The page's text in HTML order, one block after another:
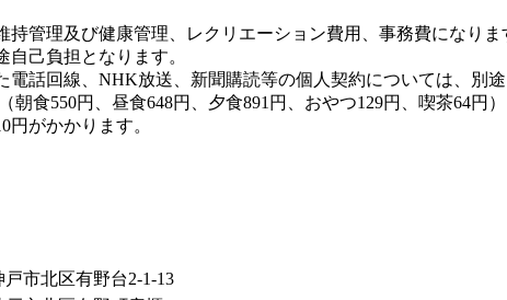
管理及び健康管理、レクリエーション費用、事務費になりま
己負担となります。
話回線、NHK放送、新聞購読等の個人契約については、別途
朝食550円、昼食648円、夕食891円、おやつ129円、喫茶64円
がかかります。
戸市北区有野台2-1-13